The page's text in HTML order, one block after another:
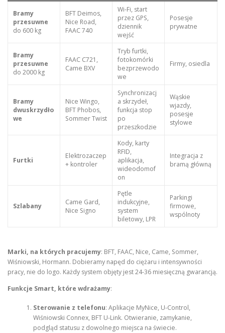
Bramy
przesuwne
do 600 kg
BFT Deimos,
Nice Road,
FAAC 740
Wi-Fi, start
przez GPS,
dziennik
wejść
Posesje
prywatne
Bramy
przesuwne
do 2000 kg
FAAC C721,
Came BXV
Tryb furtki,
fotokomórki
bezprzewodo
we
Firmy, osiedla
Bramy
dwuskrzydło
we
Nice Wingo,
BFT Phobos,
Sommer Twist
Synchronizacj
a skrzydeł,
funkcja stop
po
przeszkodzie
Wąskie
wjazdy,
posesje
stylowe
Furtki
Elektrozaczep
+ kontroler
Kody, karty
RFID,
aplikacja,
wideodomof
on
Integracja z
bramą główną
Szlabany
Came Gard,
Nice Signo
Pętle
indukcyjne,
system
biletowy, LPR
Parkingi
firmowe,
wspólnoty
Marki, na których pracujemy: BFT, FAAC, Nice, Came, Sommer,
Wiśniowski, Hormann. Dobieramy napęd do ciężaru i intensywności
pracy, nie do logo. Każdy system objęty jest 24-36 miesięczną gwarancją.
Funkcje Smart, które wdrażamy:
Sterowanie z telefonu: Aplikacje MyNice, U-Control,
Wiśniowski Connex, BFT U-Link. Otwieranie, zamykanie,
podgląd statusu z dowolnego miejsca na świecie.